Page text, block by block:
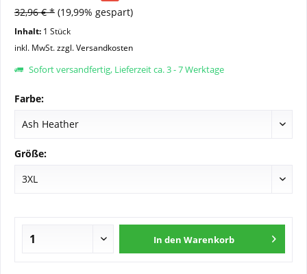
32,96 € * (19,99% gespart)
Inhalt: 1 Stück
inkl. MwSt.zzgl. Versandkosten
Sofort versandfertig, Lieferzeit ca. 3 - 7 Werktage
Farbe:
Größe:
In den Warenkorb